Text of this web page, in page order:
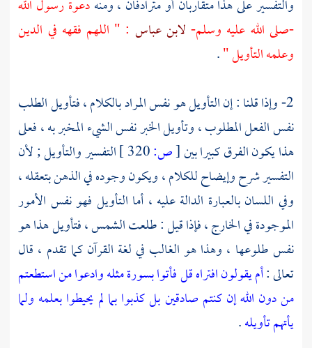
والتفسير على هذا متقاربان أو مترادفان ، ومنهدعوة رسول الله
-صلى الله عليه وسلم- لابن عباس : " اللهم فقهه في الدين
وعلمه التأويل ".
2- وإذا قلنا : إن التأويل هو نفس المراد بالكلام ، فتأويل الطلب
نفس الفعل المطلوب ، وتأويل الخبر نفس الشيء المخبر به ، فعلى
هذا يكون الفرق كبيرا بين[ص:
التفسير والتأويل ; لأن
التفسير شرح وإيضاح للكلام ، ويكون وجوده في الذهن بتعقله ،
وفي اللسان بالعبارة الدالة عليه ، أما التأويل فهو نفس الأمور
الموجودة في الخارج ، فإذا قيل : طلعت الشمس ، فتأويل هذا هو
نفس طلوعها ، وهذا هو الغالب في لغة القرآن كما تقدم ، قال
تعالى :أم يقولون افتراه قل فأتوا بسورة مثله وادعوا من استطعتم
من دون الله إن كنتم صادقينبل كذبوا بما لم يحيطوا بعلمه ولما
يأتهم تأويله.